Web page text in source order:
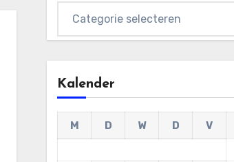
Kalender
M D W D V